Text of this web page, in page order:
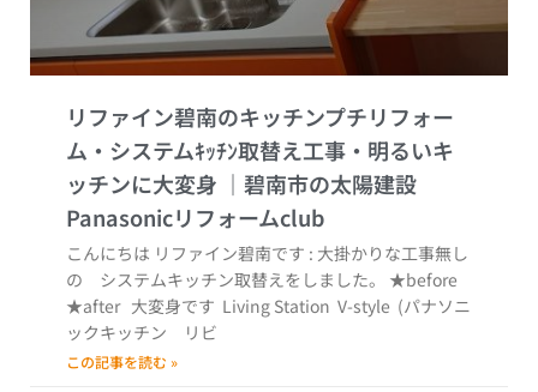
リファイン碧南のキッチンプチリフォー
ム・システムｷｯﾁﾝ取替え工事・明るいキ
ッチンに大変身
こんにちは リファイン碧南です : 大掛かりな工事無し
の システムキッチン取替えをしました。 ★before
★after 大変身です Living Station V-style (パナソニ
ックキッチン リビ
この記事を読む »